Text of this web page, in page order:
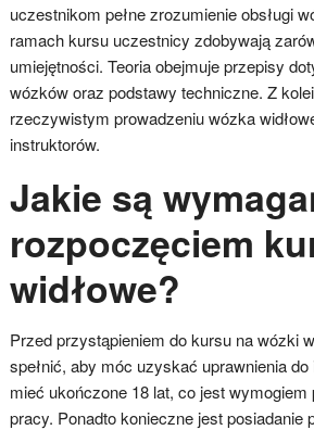
uczestnikom pełne zrozumienie obsługi
ramach kursu uczestnicy zdobywają
umiejętności. Teoria obejmuje przepisy
wózków oraz podstawy techniczne. Z
rzeczywistym prowadzeniu wózka
instruktorów.
Jakie są
rozpoczęciem
widłowe?
Przed przystąpieniem do kursu na wózki
spełnić, aby móc uzyskać uprawnienia
mieć ukończone 18 lat, co jest
pracy. Ponadto konieczne jest posiadanie